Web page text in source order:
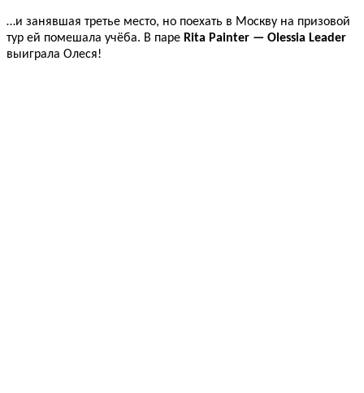
…и занявшая третье место, но поехать в Москву на призовой
тур ей помешала учёба. В паре Rita Painter — Olessia Leader
выиграла Олеся!